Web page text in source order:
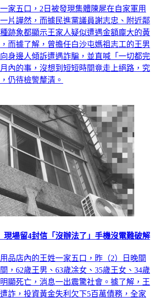
家五口，2日被發現集體陳屍在自家軍用
片譁然，而據民進黨議員謝志忠、附近鄰
跡象都顯示王家人疑似遭遇金額龐大的黃
而據了解，曾擔任白沙屯媽祖志工的王男
身邊人傾訴遭遇詐騙，並直喊「一切都完
內的事，沒想到短短時間竟走上絕路，究
仍待檢警釐清。
場留4封信「沒辦法了」手機沒電難破解
品店內的王姓一家五口，昨（2）日晚間
，62歲王男、63歲凃女、35歲王女、34歲
顯死亡，消息一出震驚社會。據了解，王
詐，投資黃金失利欠下5百萬債務，全家